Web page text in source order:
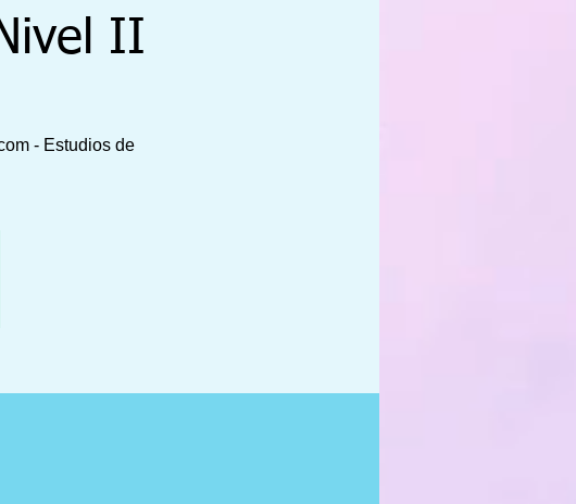
II
- Estudios de